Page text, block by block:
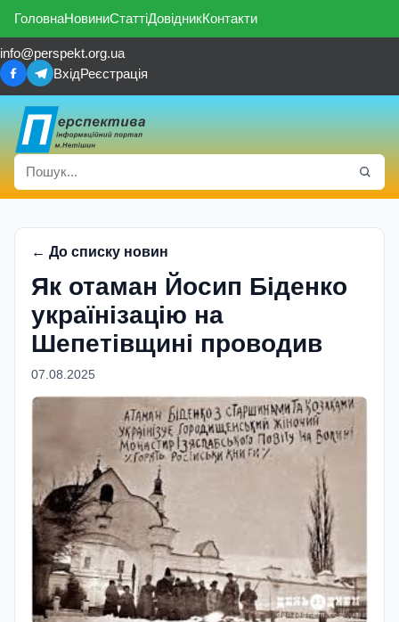
ГоловнаНовиниСтаттіДовідникКонтакти
info@perspekt.org.ua
ВхідРеєстрація
← До списку новин
Як отаман Йосип Біденко
українізацію на
Шепетівщині проводив
07.08.2025